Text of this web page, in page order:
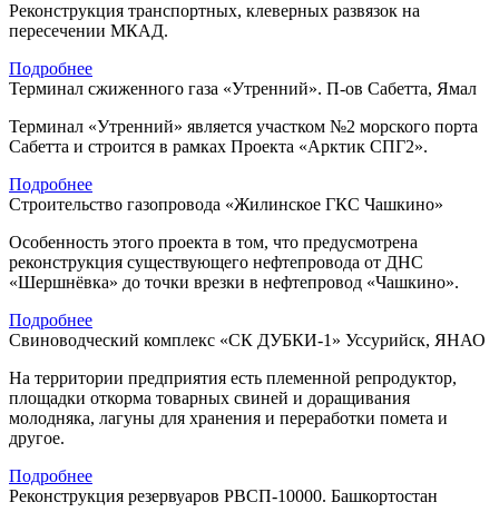
Реконструкция транспортных, клеверных развязок на
пересечении МКАД.
Подробнее
Терминал сжиженного газа «Утренний». П-ов Сабетта, Ямал
Терминал «Утренний» является участком №2 морского порта
Сабетта и строится в рамках Проекта «Арктик СПГ2».
Подробнее
Строительство газопровода «Жилинское ГКС Чашкино»
Особенность этого проекта в том, что предусмотрена
реконструкция существующего нефтепровода от ДНС
«Шершнёвка» до точки врезки в нефтепровод «Чашкино».
Подробнее
Свиноводческий комплекс «СК ДУБКИ-1» Уссурийск, ЯНАО
На территории предприятия есть племенной репродуктор,
площадки откорма товарных свиней и доращивания
молодняка, лагуны для хранения и переработки помета и
другое.
Подробнее
Реконструкция резервуаров РВСП-10000. Башкортостан